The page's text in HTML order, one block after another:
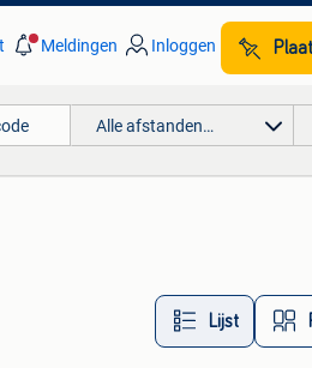
Meldingen Inloggen
Alle afstanden…
Lijst